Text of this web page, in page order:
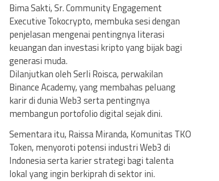
Bima Sakti, Sr. Community Engagement
Executive Tokocrypto, membuka sesi dengan
penjelasan mengenai pentingnya literasi
keuangan dan investasi kripto yang bijak bagi
generasi muda.
Dilanjutkan oleh Serli Roisca, perwakilan
Binance Academy, yang membahas peluang
karir di dunia Web3 serta pentingnya
membangun portofolio digital sejak dini.
Sementara itu, Raissa Miranda, Komunitas TKO
Token, menyoroti potensi industri Web3 di
Indonesia serta karier strategi bagi talenta
lokal yang ingin berkiprah di sektor ini.